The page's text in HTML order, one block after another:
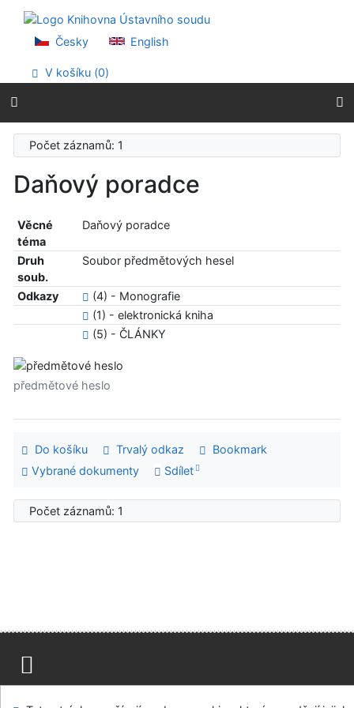
Přejít na menu
Prohlášení o webové přístupnosti
Česky English
V košíku (0)
Počet záznamů: 1
Daňový poradce
Věcné
téma
Daňový poradce
Druh
soub.
Soubor předmětových hesel
Odkazy
(4) - Monografie
(1) - elektronická kniha
(5) - ČLÁNKY
předmětové heslo
Do košíku Trvalý odkaz
Bookmark
Vybrané dokumenty
Sdílet
Počet záznamů: 1